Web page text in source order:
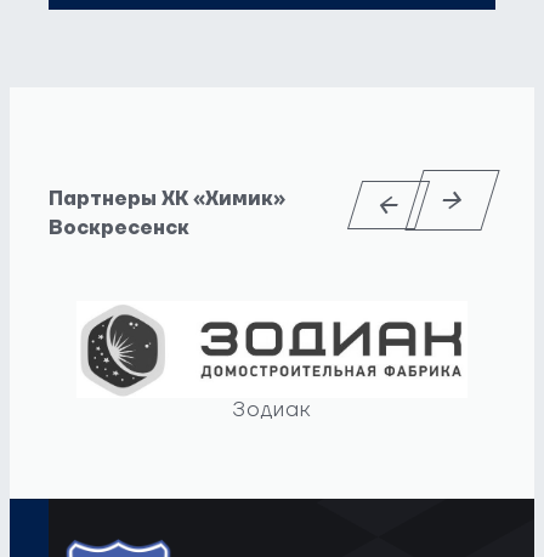
Партнеры ХК «Химик»
Воскресенск
Зодиак